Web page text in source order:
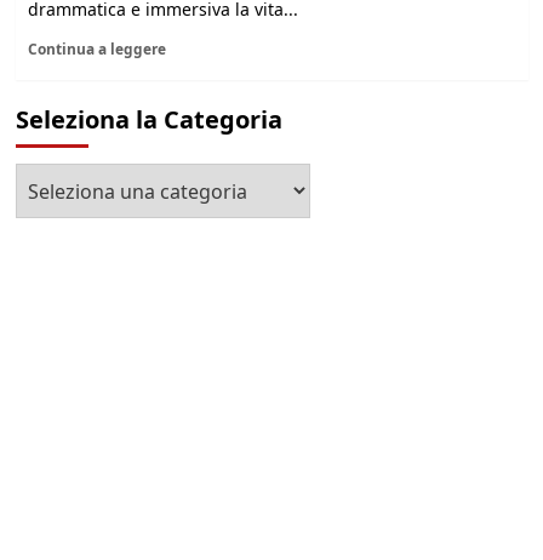
drammatica e immersiva la vita...
Continua a leggere
Seleziona la Categoria
la